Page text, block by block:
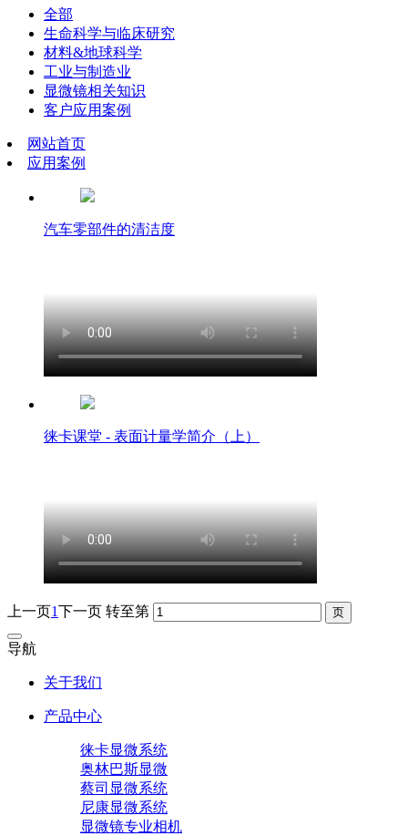
全部
生命科学与临床研究
材料&地球科学
工业与制造业
显微镜相关知识
客户应用案例
网站首页
应用案例
汽车零部件的清洁度
徕卡课堂 - 表面计量学简介（上）
上一页1下一页 转至第
导航
关于我们
产品中心
徕卡显微系统
奥林巴斯显微
蔡司显微系统
尼康显微系统
显微镜专业相机